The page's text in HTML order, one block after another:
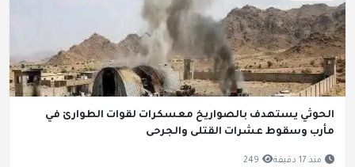
الحوثي يستهدف بالصواريخ معسكرات لقوات الطوارئ في
مأرب وسقوط عشرات القتلى والجرحى
منذ 17 دقيقة 249